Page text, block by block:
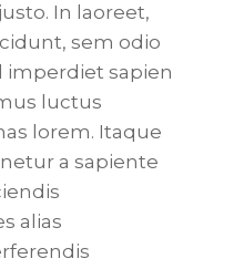
In laoreet,
sem odio
imperdiet sapien
luctus
lorem. Itaque
a sapiente
alias